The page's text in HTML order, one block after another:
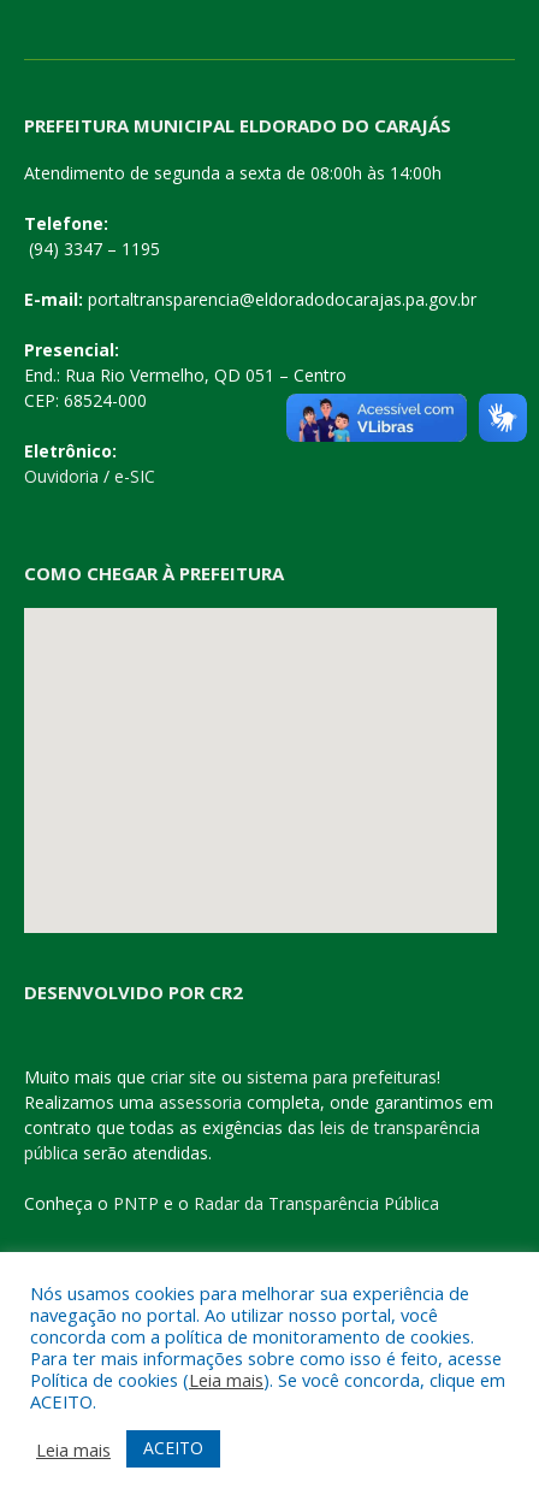
PREFEITURA MUNICIPAL ELDORADO DO CARAJÁS
Atendimento de segunda a sexta de 08:00h às 14:00h
Telefone:
(94) 3347 – 1195
E-mail: portaltransparencia@eldoradodocarajas.pa.gov.br
Presencial:
End.: Rua Rio Vermelho, QD 051 – Centro
CEP: 68524-000
Eletrônico:
Ouvidoria / e-SIC
COMO CHEGAR À PREFEITURA
DESENVOLVIDO POR CR2
Muito mais que criar site ou sistema para prefeituras!
Realizamos uma assessoria completa, onde garantimos em
contrato que todas as exigências das leis de transparência
pública serão atendidas.
Conheça o PNTP e o Radar da Transparência Pública
Todos os direitos reservados a Prefeitura Municipal de Eldorado
do Carajás
Mapa do Site
Acessar o Webmail
Nós usamos cookies para melhorar sua experiência de
navegação no portal. Ao utilizar nosso portal, você
concorda com a política de monitoramento de cookies.
Para ter mais informações sobre como isso é feito, acesse
Política de cookies (Leia mais). Se você concorda, clique em
ACEITO.
Leia mais
ACEITO